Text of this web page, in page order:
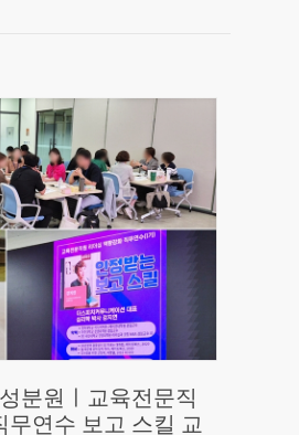
분원ㅣ교육전문직
무연수 보고 스킬 교